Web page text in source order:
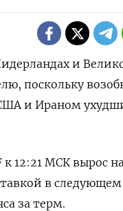
и
поскольку
и Ираном
12:21 МСК вырос
в ​следующем
за терм.